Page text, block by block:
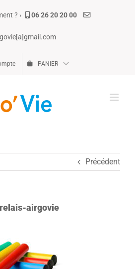
? › 06 26 20 20 00
PANIER
Précédent
airgovie